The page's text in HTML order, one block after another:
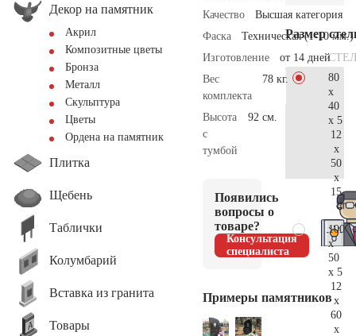
Декор на памятник
Акрил
Композитные цветы
Бронза
Металл
Скульптура
Цветы
Ордена на памятник
Плитка
Щебень
Таблички
Колумбарий
Вставка из гранита
Товары
Качество
Высшая категория
Фаска
Техническая (1-10 мм.)
Изготовление
от 14 дней
Вес
комплекта
78 кг.
Высота
с
тумбой
92 см.
Появились
вопросы о
товаре?
Консультация
специалиста
Примеры памятников
Размер
80
x
40
x 5
12
x
50
x
15
100
x
50
x 5
12
x
60
x